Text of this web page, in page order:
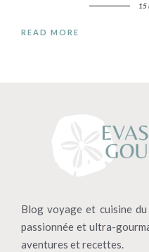
15
READ MORE
Blog voyage et cuisine
passionnée et ultra-
aventures et recettes.